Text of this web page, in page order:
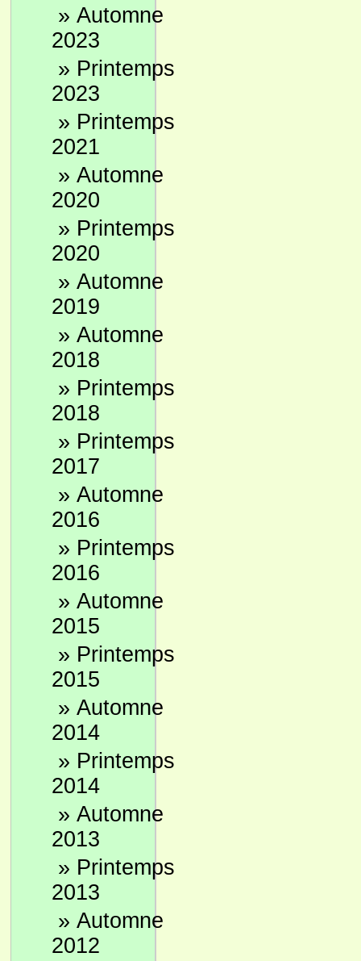
» Automne
2023
» Printemps
2023
» Printemps
2021
» Automne
2020
» Printemps
2020
» Automne
2019
» Automne
2018
» Printemps
2018
» Printemps
2017
» Automne
2016
» Printemps
2016
» Automne
2015
» Printemps
2015
» Automne
2014
» Printemps
2014
» Automne
2013
» Printemps
2013
» Automne
2012